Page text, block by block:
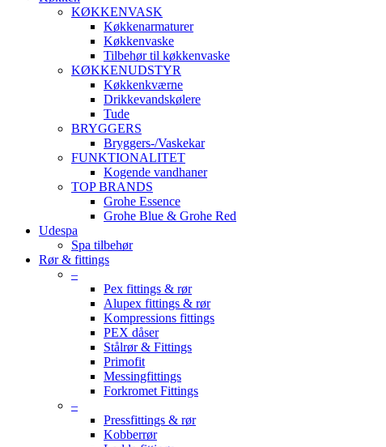
KØKKENVASK
Køkkenarmaturer
Køkkenvaske
Tilbehør til køkkenvaske
KØKKENUDSTYR
Køkkenkværne
Drikkevandskølere
Tude
BRYGGERS
Bryggers-/Vaskekar
FUNKTIONALITET
Kogende vandhaner
TOP BRANDS
Grohe Essence
Grohe Blue & Grohe Red
Udespa
Spa tilbehør
Rør & fittings
–
Pex fittings & rør
Alupex fittings & rør
Kompressions fittings
PEX dåser
Stålrør & Fittings
Primofit
Messingfittings
Forkromet Fittings
–
Pressfittings & rør
Kobberrør